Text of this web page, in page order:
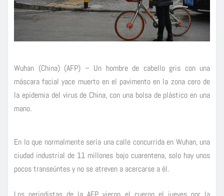
Wuhan (China) (AFP) – Un hombre de cabello gris con una
máscara facial yace muerto en el pavimento en la zona cero de
la epidemia del virus de China, con una bolsa de plástico en una
mano.
En lo que normalmente sería una calle concurrida en Wuhan, una
ciudad industrial de 11 millones bajo cuarentena, solo hay unos
pocos transeúntes y no se atreven a acercarse a él.